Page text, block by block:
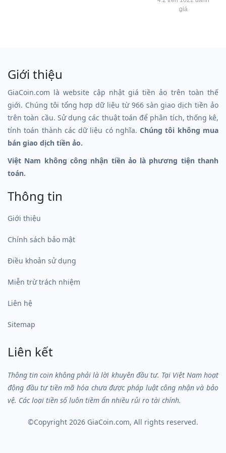
giá
Giới thiệu
GiaCoin.com là website cập nhật giá tiền ảo trên toàn thế
giới. Chúng tôi tổng hợp dữ liệu từ 966 sàn giao dịch tiền ảo
trên toàn cầu. Sử dụng các thuật toán để phân tích, thống kê,
tính toán thành các dữ liệu có nghĩa.Chúng tôi không mua
bán giao dịch tiền ảo.
Việt Nam không công nhận tiền ảo là phương tiện thanh
toán.
Thông tin
Giới thiệu
Chính sách bảo mật
Điều khoản sử dụng
Miễn trừ trách nhiệm
Liên hệ
Sitemap
Liên kết
Thông tin coin không phải là lời khuyên đầu tư. Tại Việt Nam hoạt
động đầu tư tiền mã hóa chưa được pháp luật công nhận và bảo
vệ. Các loại tiền số luôn tiềm ẩn nhiều rủi ro tài chính.
©Copyright 2026 GiaCoin.com, All rights reserved.